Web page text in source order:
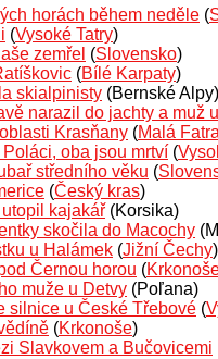
horách během neděle (
(Vysoké Tatry)
zemřel (Slovensko)
(Bílé Karpaty)
skialpinisty (Bernské Alpy)
narazil do jachty a muž
Krasňany (Malá Fatra
oba jsou mrtví (
středního věku (
(Český kras)
kajakář (Korsika)
skočila do Macochy
u Halámek (Jižní Čechy)
Černou horou (
muže u Detvy (Poľana)
silnice u České Třebové (
(Krkonoše)
Slavkovem a Bučovicemi